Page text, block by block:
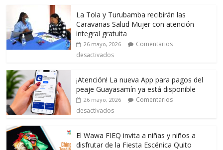
La Tola y Turubamba recibirán las
Caravanas Salud Mujer con atención
integral gratuita
26 mayo, 2026
Comentarios
desactivados
¡Atención! La nueva App para pagos del
peaje Guayasamín ya está disponible
26 mayo, 2026
Comentarios
desactivados
El Wawa FIEQ invita a niñas y niños a
disfrutar de la Fiesta Escénica Quito